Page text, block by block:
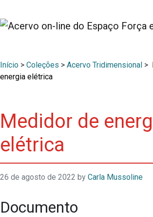
Início > Coleções > Acervo Tridimensional >
energia elétrica
Medidor de
elétrica
26 de agosto de 2022 by Carla Mussoline
Documento